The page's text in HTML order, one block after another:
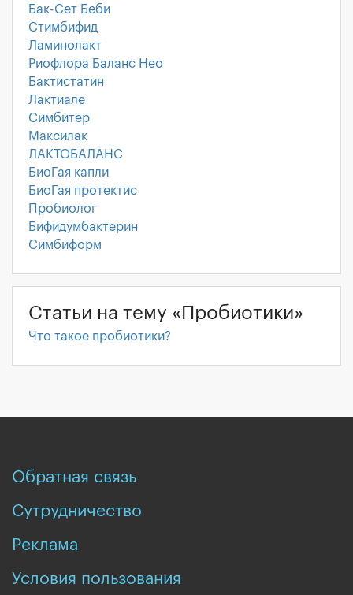
Бак-Сет Беби
Стимбифид
Ламинолакт
Риофлора Баланс Нео
Бактистатин
Лактиале
Симбитер
Максилак
ЛАКТОБАЛАНС
БиоГая капли
БиоГая протектис
Пробиолог
Бифидумбактерин
Симбиформ
Статьи на тему «Пробиотики»
Что такое пробиотики?
Обратная связь
Сутрудничество
Реклама
Условия пользования